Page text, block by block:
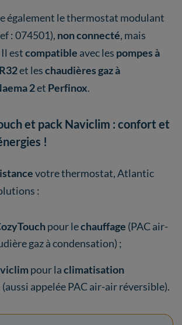
également le thermostat modulant
: 074501), non connecté, mais
Il estcompatible avec les pompes à
et leschaudières gaz à
2et Perfinox.
et pack Naviclim : confort et
!
votre thermostat, Atlantic
:
pour lechauffage (PAC air-
gaz à condensation) ;
pour laclimatisation
(aussi appelée PAC air-air réversible).